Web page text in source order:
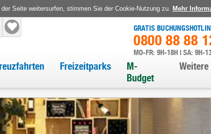
Seite weitersurfen, stimmen Sie der Cookie-Nutzung zu. Mehr
GRATIS
0800 88 88
MO-FR: 9H-18H | SA: 9H-
Freizeitparks
M-
Budget
Weitere